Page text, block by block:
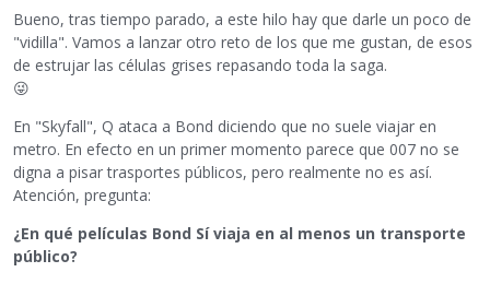
Bueno, tras tiempo parado, a este hilo hay que darle un poco de
"vidilla". Vamos a lanzar otro reto de los que me gustan, de esos
de estrujar las células grises repasando toda la saga.
😜
En "Skyfall", Q ataca a Bond diciendo que no suele viajar en
metro. En efecto en un primer momento parece que 007 no se
digna a pisar trasportes públicos, pero realmente no es así.
Atención, pregunta:
¿En qué películas Bond Sí viaja en al menos un transporte
público?